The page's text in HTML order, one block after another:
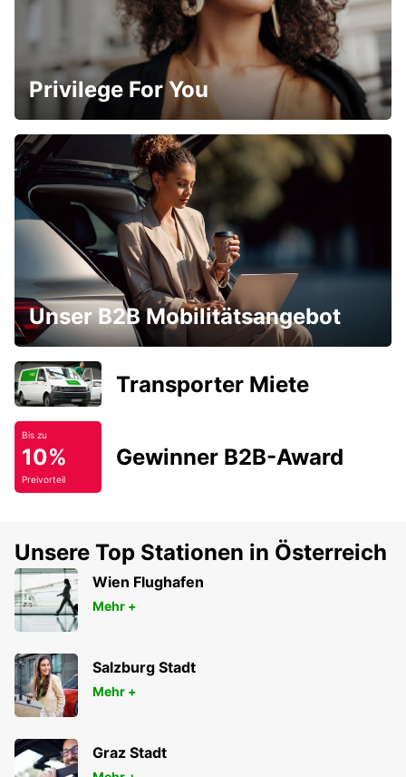
Privilege For You
Unser B2B Mobilitätsangebot
Transporter Miete
Bis zu
10%
Preivorteil
Gewinner B2B-Award
Unsere Top Stationen in Österreich
Wien Flughafen
Mehr +
Salzburg Stadt
Mehr +
Graz Stadt